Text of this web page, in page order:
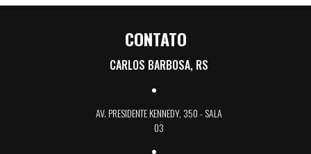
CONTATO
CARLOS BARBOSA, RS
AV. PRESIDENTE KENNEDY, 350 - SALA
03